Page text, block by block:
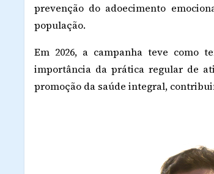
prevenção do adoecimento
população.
Em 2026, a campanha teve como
importância da prática regular de
promoção da saúde integral,